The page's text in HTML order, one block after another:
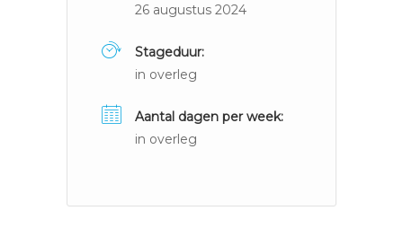
26 augustus 2024
Stageduur:
in overleg
Aantal dagen per week:
in overleg